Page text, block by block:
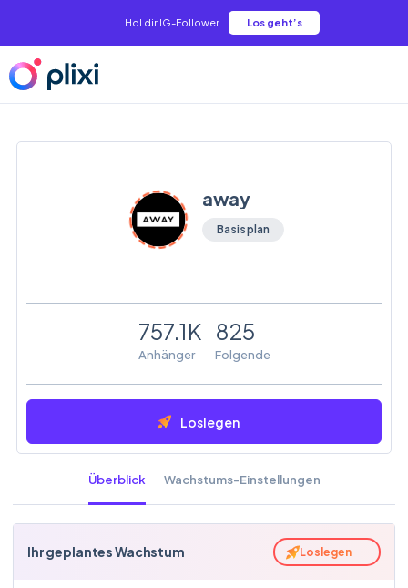
Hol dir IG-Follower Los geht’s
away
Basisplan
757.1K
Anhänger
825
Folgende
Loslegen
Überblick Wachstums-Einstellungen
Ihr geplantes Wachstum Loslegen